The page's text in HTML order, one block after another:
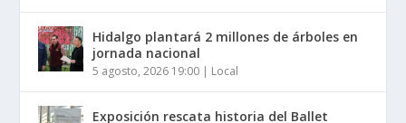
Hidalgo plantará 2 millones de árboles en
jornada nacional
5 agosto, 2026 19:00 | Local
Exposición rescata historia del Ballet